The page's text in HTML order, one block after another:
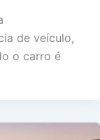
de veículo,
o carro é